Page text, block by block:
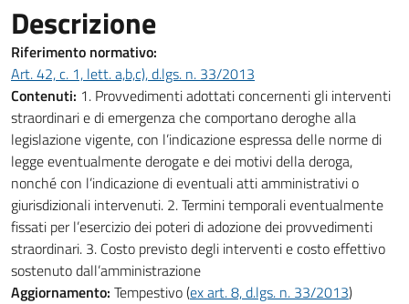
Descrizione
Riferimento normativo:
Art. 42, c. 1, lett. a,b,c), d.lgs. n. 33/2013
Contenuti: 1. Provvedimenti adottati concernenti gli interventi
straordinari e di emergenza che comportano deroghe alla
legislazione vigente, con l’indicazione espressa delle norme di
legge eventualmente derogate e dei motivi della deroga,
nonché con l’indicazione di eventuali atti amministrativi o
giurisdizionali intervenuti. 2. Termini temporali eventualmente
fissati per l’esercizio dei poteri di adozione dei provvedimenti
straordinari. 3. Costo previsto degli interventi e costo effettivo
sostenuto dall’amministrazione
Aggiornamento: Tempestivo (ex art. 8, d.lgs. n. 33/2013)